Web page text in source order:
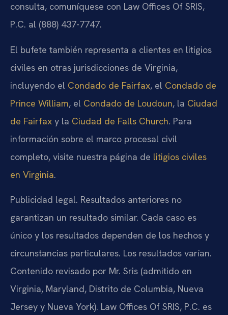
consulta, comuníquese con Law Offices Of SRIS,
P.C. al (888) 437-7747.
El bufete también representa a clientes en litigios
civiles en otras jurisdicciones de Virginia,
incluyendo el Condado de Fairfax, el Condado de
Prince William, el Condado de Loudoun, la Ciudad
de Fairfax y la Ciudad de Falls Church. Para
información sobre el marco procesal civil
completo, visite nuestra página de litigios civiles
en Virginia.
Publicidad legal. Resultados anteriores no
garantizan un resultado similar. Cada caso es
único y los resultados dependen de los hechos y
circunstancias particulares. Los resultados varían.
Contenido revisado por Mr. Sris (admitido en
Virginia, Maryland, Distrito de Columbia, Nueva
Jersey y Nueva York). Law Offices Of SRIS, P.C. es